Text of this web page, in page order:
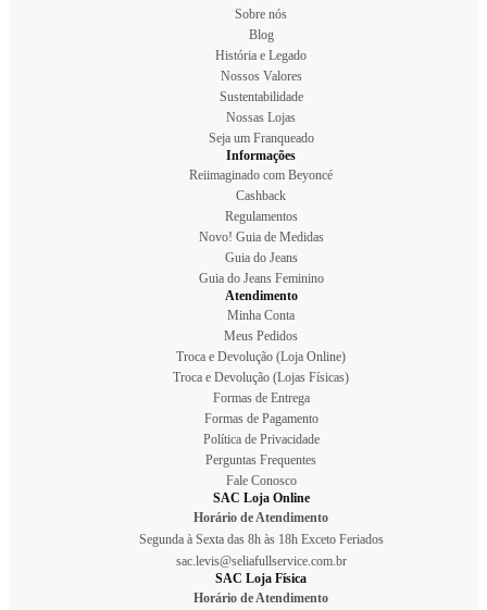
Sobre nós
Blog
História e Legado
Nossos Valores
Sustentabilidade
Nossas Lojas
Seja um Franqueado
Informações
Reiimaginado com Beyoncé
Cashback
Regulamentos
Novo! Guia de Medidas
Guia do Jeans
Guia do Jeans Feminino
Atendimento
Minha Conta
Meus Pedidos
Troca e Devolução (Loja Online)
Troca e Devolução (Lojas Físicas)
Formas de Entrega
Formas de Pagamento
Política de Privacidade
Perguntas Frequentes
Fale Conosco
SAC Loja Online
Horário de Atendimento
Segunda à Sexta das 8h às 18h Exceto Feriados
sac.levis@seliafullservice.com.br
SAC Loja Física
Horário de Atendimento